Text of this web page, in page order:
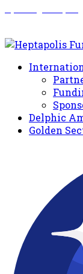
Delphic
Golden